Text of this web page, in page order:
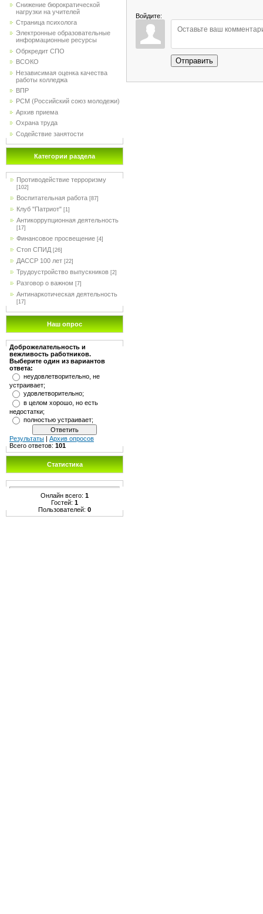
Снижение бюрократической
нагрузки на учителей
Страница психолога
Электронные образовательные
информационные ресурсы
Обркредит СПО
ВСОКО
Независимая оценка качества
работы колледжа
ВПР
РСМ (Российский союз молодежи)
Архив приема
Охрана труда
Содействие занятости
Категории раздела
Противодействие терроризму
[102]
Воспитательная работа [87]
Клуб "Патриот" [1]
Антикоррупционная деятельность
[17]
Финансовое просвещение [4]
Стоп СПИД [26]
ДАССР 100 лет [22]
Трудоустройство выпускников [2]
Разговор о важном [7]
Антинаркотическая деятельность
[17]
Наш опрос
Доброжелательность и
вежливость работников.
Выберите один из вариантов
ответа:
неудовлетворительно, не
устраивает;
удовлетворительно;
в целом хорошо, но есть
недостатки;
полностью устраивает;
Результаты
Архив опросов
Всего ответов: 101
Статистика
Онлайн всего: 1
Гостей: 1
Пользователей: 0
Войдите:
Отправить